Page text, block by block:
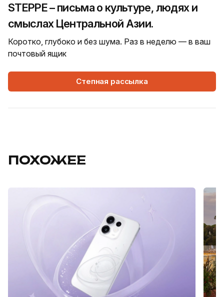
STEPPE – письма о культуре, людях и
смыслах Центральной Азии.
Коротко, глубоко и без шума. Раз в неделю — в ваш
почтовый ящик
Степная рассылка
ПОХОЖЕЕ